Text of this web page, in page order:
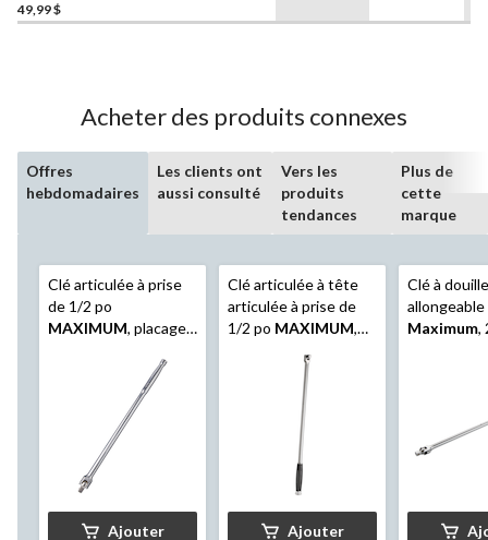
49,99 $
Acheter des produits connexes
Offres
hebdomadaires
Les clients ont
aussi consulté
Vers les
produits
tendances
Plus de
cette
marque
Clé articulée à prise
de 1/2 po
MAXIMUM, placage
Ajouter
Clé articulée à tête
articulée à prise de
1/2 po MAXIMUM,
nickel/chrome, 24 po
Ajouter
Clé à
allongeable
Maximum,